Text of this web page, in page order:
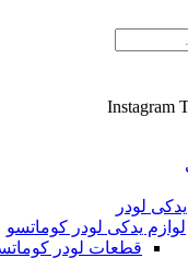
لودر کوماتسو
لودر کوماتسو